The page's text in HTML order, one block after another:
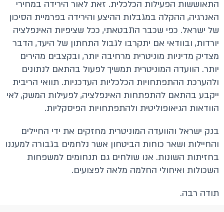
התאוששות הפעילות הכלכלית. זאת לאור הירידה במחירי
האנרגיה, ההקלה במגבלות ההיצע והירידה בפרמיית הסיכון
של ישראל. כפי שכבר התבטאתי, ככל שציפיות האינפלציה
יורדות, ובוודאי אם יתקרבו לגבול התחתון של היעד, הדבר
מצדיק מדיניות מוניטרית מרחיבה יותר, ובקצבים מהירים
יותר. הוועדה המוניטרית תמשיך לפעול בהתאם לנתונים
ולהערכת ההתפתחויות הכלכליות העדכניות. תוואי הריבית
ייקבע בהתאם להתפתחות האינפלציה, לפעילות המשק, לאי
הוודאות הגיאופוליטית ולהתפתחויות הפיסקליות.
בנק ישראל והוועדה המוניטרית מחזקים את ידי החיילים
והחיילות ושאר כוחות הביטחון אשר נלחמים בגבורה למעננו
בחזיתות השונות. אנו שולחים גם תנחומים למשפחות
השכולות ואיחולי החלמה מלאה לפצועים.
תודה רבה.